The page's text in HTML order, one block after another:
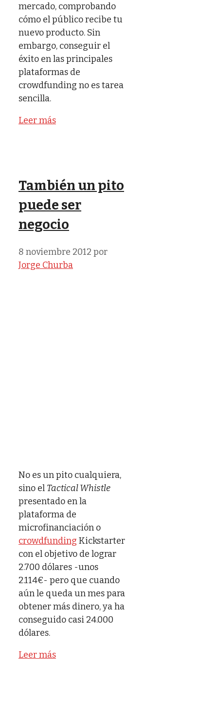
mercado, comprobando
cómo el público recibe tu
nuevo producto. Sin
embargo, conseguir el
éxito en las principales
plataformas de
crowdfunding no es tarea
sencilla.
Leer más
También un pito
puede ser
negocio
8 noviembre 2012 por
Jorge Churba
No es un pito cualquiera,
sino el Tactical Whistle
presentado en la
plataforma de
microfinanciación o
crowdfunding Kickstarter
con el objetivo de lograr
2.700 dólares -unos
2.114€- pero que cuando
aún le queda un mes para
obtener más dinero, ya ha
conseguido casi 24.000
dólares.
Leer más